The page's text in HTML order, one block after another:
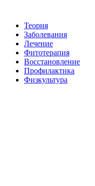
Теория
Заболевания
Лечение
Фитотерапия
Восстановление
Пpoфилактикa
Физкультура